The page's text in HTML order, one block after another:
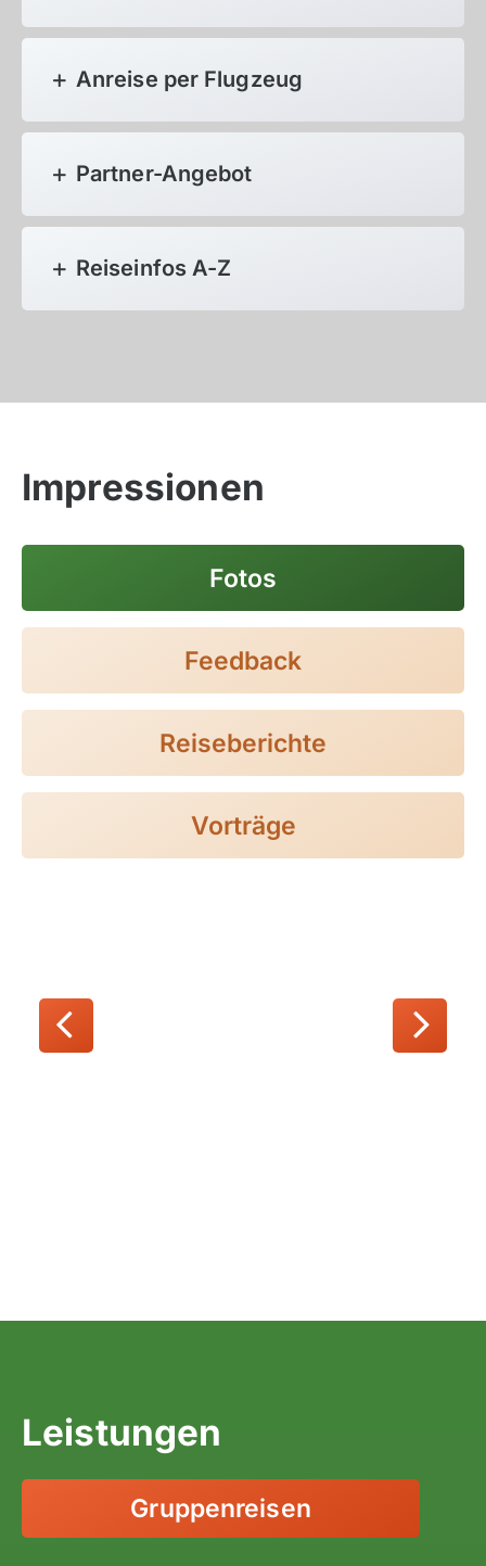
Anreise per Flugzeug
Partner-Angebot
Reiseinfos A-Z
Impressionen
Fotos
Feedback
Reiseberichte
Vorträge
Leistungen
Gruppenreisen
Baltikum (Estland, Lettland, Litauen)
Bikestationen
Finnland
Kroatien
Madeira, Portugal
Sardinien, Italien
Schottland